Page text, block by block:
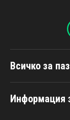
Всичко за
Информация